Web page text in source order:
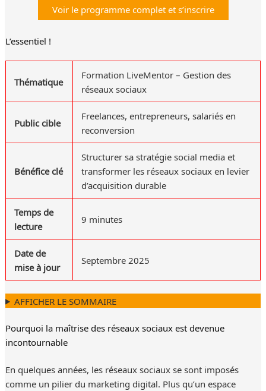
Voir le programme complet et s’inscrire
L’essentiel !
Thématique
Formation LiveMentor – Gestion des
réseaux sociaux
Public cible
Freelances, entrepreneurs, salariés en
reconversion
Bénéfice clé
Structurer sa stratégie social media et
transformer les réseaux sociaux en levier
d’acquisition durable
Temps de
lecture
9 minutes
Date de
mise à jour
Septembre 2025
AFFICHER LE SOMMAIRE
Pourquoi la maîtrise des réseaux sociaux est devenue
incontournable
En quelques années, les réseaux sociaux se sont imposés
comme un pilier du marketing digital. Plus qu’un espace